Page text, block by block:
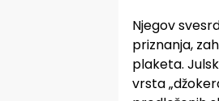
Njegov
priznanja,
plaketa.
vrsta